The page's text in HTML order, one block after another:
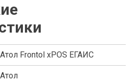
Атол Frontol xPOS ЕГАИС
Атол